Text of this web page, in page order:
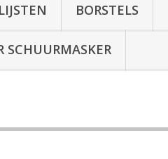
BORSTELS
SCHUURMASKER